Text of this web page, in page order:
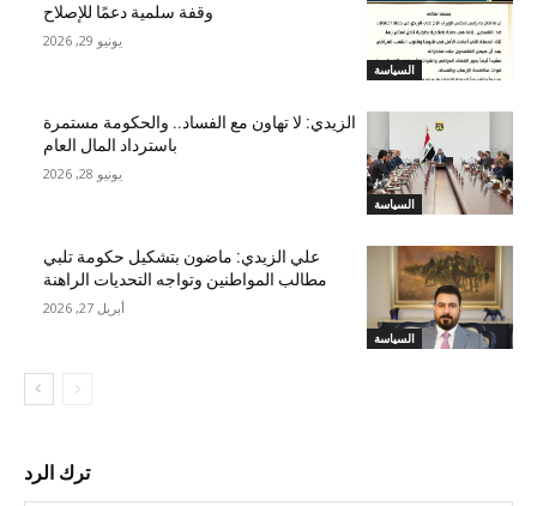
السياسة
وقفة سلمية دعمًا للإصلاح
يونيو 29, 2026
السياسة
الزيدي: لا تهاون مع الفساد.. والحكومة مستمرة
باسترداد المال العام
يونيو 28, 2026
السياسة
علي الزيدي: ماضون بتشكيل حكومة تلبي
مطالب المواطنين وتواجه التحديات الراهنة
أبريل 27, 2026
ترك الرد